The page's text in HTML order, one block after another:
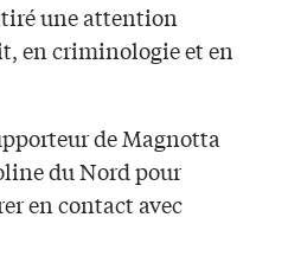
une attention
en criminologie et en
de Magnotta
du Nord pour
en contact avec